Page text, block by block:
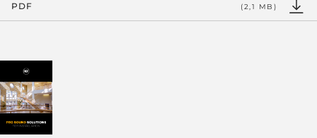
PDF (2,1 MB)